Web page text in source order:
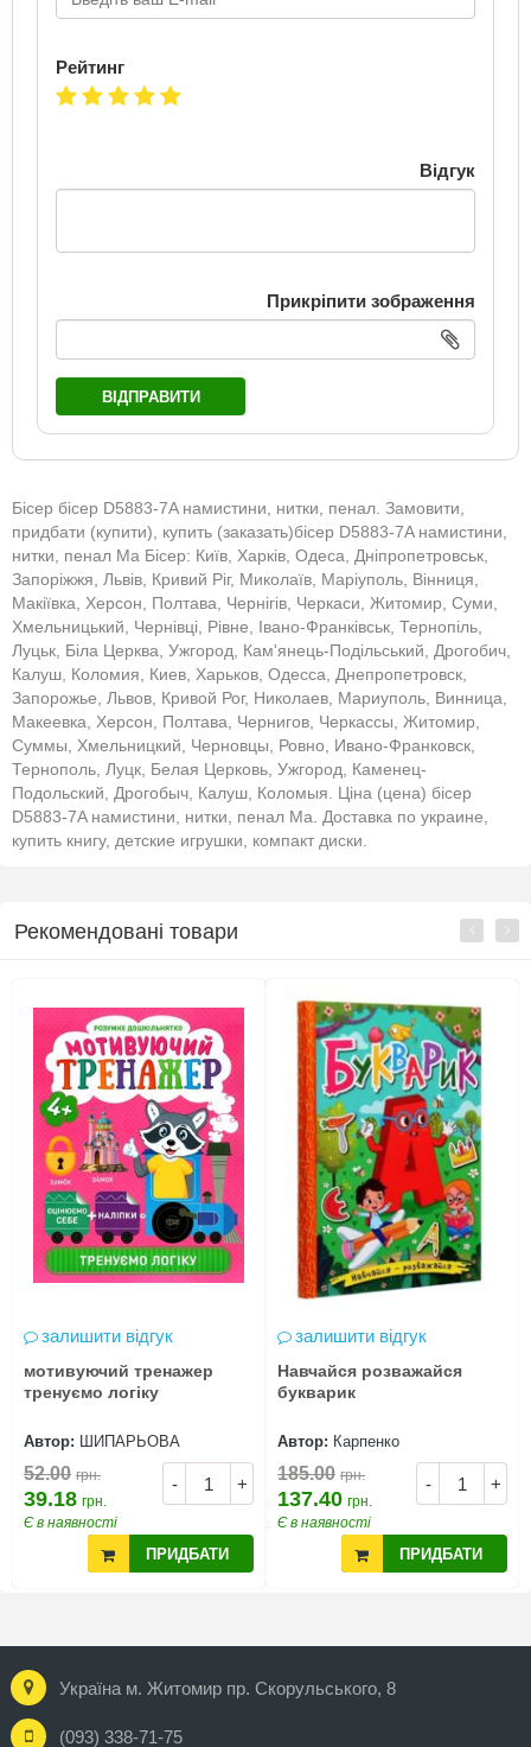
Рейтинг
Відгук
Прикріпити зображення
ВІДПРАВИТИ
Бісер бісер D5883-7A намистини, нитки, пенал. Замовити,
придбати (купити), купить (заказать)бісер D5883-7A намистини,
нитки, пенал Ма Бісер: Київ, Харків, Одеса, Дніпропетровськ,
Запоріжжя, Львів, Кривий Ріг, Миколаїв, Маріуполь, Вінниця,
Макіївка, Херсон, Полтава, Чернігів, Черкаси, Житомир, Суми,
Хмельницький, Чернівці, Рівне, Івано-Франківськ, Тернопіль,
Луцьк, Біла Церква, Ужгород, Кам'янець-Подільський, Дрогобич,
Калуш, Коломия, Киев, Харьков, Одесса, Днепропетровск,
Запорожье, Львов, Кривой Рог, Николаев, Мариуполь, Винница,
Макеевка, Херсон, Полтава, Чернигов, Черкассы, Житомир,
Суммы, Хмельницкий, Черновцы, Ровно, Ивано-Франковск,
Тернополь, Луцк, Белая Церковь, Ужгород, Каменец-
Подольский, Дрогобыч, Калуш, Коломыя. Ціна (цена) бісер
D5883-7A намистини, нитки, пенал Ма. Доставка по украине,
купить книгу, детские игрушки, компакт диски.
Рекомендовані товари
залишити відгук
мотивуючий тренажер
тренуємо логіку
Автор: ШИПАРЬОВА
- +
52.00 грн.
39.18 грн.
Є в наявності
ПРИДБАТИ
залишити відгук
Навчайся розважайся
букварик
Автор: Карпенко
- +
185.00 грн.
137.40 грн.
Є в наявності
ПРИДБАТИ
Україна м. Житомир пр. Скорульського, 8
(093) 338-71-75